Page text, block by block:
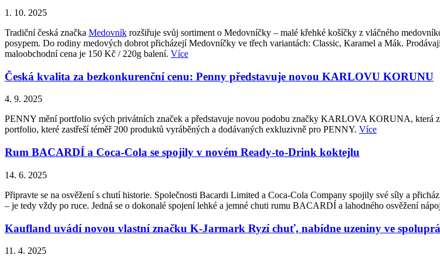
1. 10. 2025
Tradiční česká značka Medovník rozšiřuje svůj sortiment o Medovníčky – malé křehké košíčky z vláčného
posypem. Do rodiny medových dobrot přicházejí Medovníčky ve třech variantách: Classic, Karamel a Mák.
maloobchodní cena je 150 Kč / 220g balení. Více
Česká kvalita za bezkonkurenční cenu: Penny představuje novou KARLOVU KORUNU
4. 9. 2025
PENNY mění portfolio svých privátních značek a představuje novou podobu značky KARLOVA KORUNA, která
portfolio, které zastřeší téměř 200 produktů vyráběných a dodávaných exkluzivně pro PENNY. Více
Rum BACARDÍ a Coca-Cola se spojily v novém Ready-to-Drink koktejlu
14. 6. 2025
Připravte se na osvěžení s chutí historie. Společnosti Bacardi Limited a Coca-Cola Company spojily své síly a
– je tedy vždy po ruce. Jedná se o dokonalé spojení lehké a jemné chuti rumu BACARDÍ a lahodného osvěžení
Kaufland uvádí novou vlastní značku K-Jarmark Ryzí chuť, nabídne uzeniny ve
11. 4. 2025